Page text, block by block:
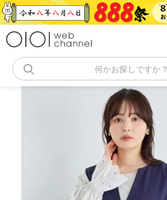
コ
ン
何かお探しですか？